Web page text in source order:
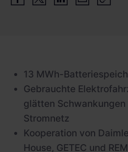
Schnellladestationen
Balkonkraftwerke
Set-Angebote
Ladekabel
Zubehör
13 MWh-
Gebrauchte
glätten
Stromnetz
Kooperation von
House, GETEC und